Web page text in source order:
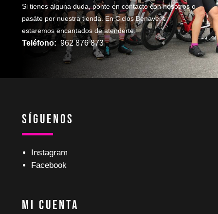
Si tienes alguna duda, ponte en contacto con nosotros o
pasáte por nuestra tienda. En Ciclos Benavent
estaremos encantados de atenderte.
Teléfono: 962 876 873
Síguenos
Instagram
Facebook
Mi Cuenta